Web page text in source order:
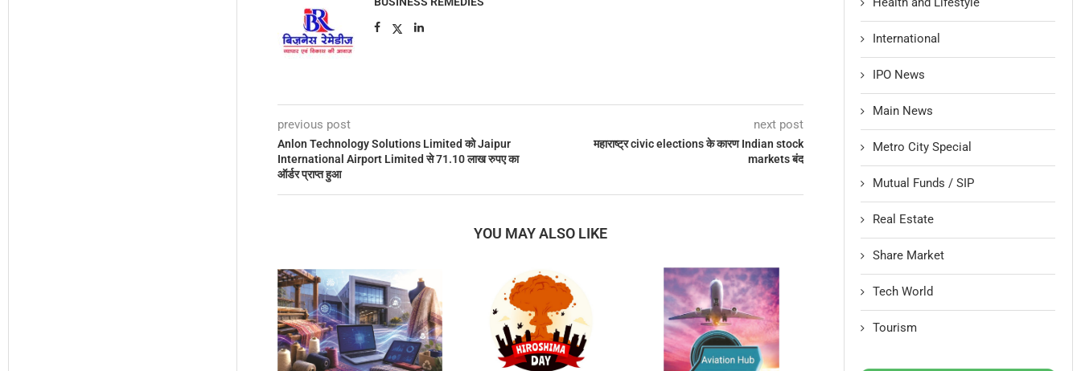
previous post
Anlon Technology Solutions Limited को Jaipur
International Airport Limited से 71.10 लाख रुपए का
ऑर्डर प्राप्त हुआ
next post
महाराष्ट्र civic elections के कारण Indian stock
markets बंद
YOU MAY ALSO LIKE
International
IPO News
Main News
Metro City Special
Mutual Funds / SIP
Real Estate
Share Market
Tech World
Tourism